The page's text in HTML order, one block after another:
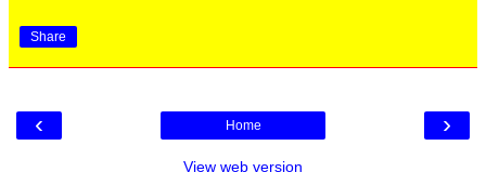
Share
‹ ›
Home
View web version